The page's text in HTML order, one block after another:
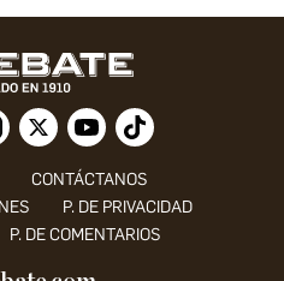
CONTÁCTANOS
P. DE PRIVACIDAD
P. DE COMENTARIOS